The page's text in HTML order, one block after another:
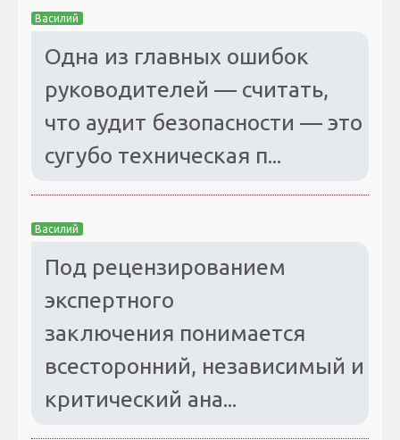
Василий
Одна из главных ошибок
руководителей — считать,
что аудит безопасности — это
сугубо техническая п...
Василий
Под рецензированием
экспертного
заключения понимается
всесторонний, независимый и
критический ана...